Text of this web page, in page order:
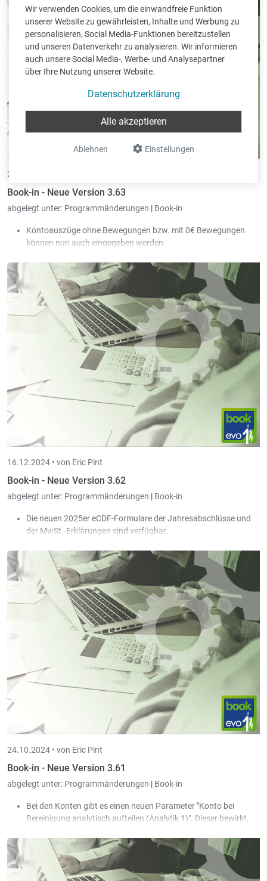
Wir verwenden Cookies, um die einwandfreie Funktion
unserer Website zu gewährleisten, Inhalte und Werbung zu
personalisieren, Social Media-Funktionen bereitzustellen
und unseren Datenverkehr zu analysieren. Wir informieren
auch unsere Social Media-, Werbe- und Analysepartner
über Ihre Nutzung unserer Website.
Datenschutzerklärung
Einstellungen
Ablehnen
Alle akzeptieren
abgeschlossen.
Nachdem für ein Zahlungslos eine Überweisungsdatei erstellt
wurde, ist es ab jetzt gesperrt und kann nicht aus Versehen
bearbeitet werden.
24.03.2025 •
Book-in - Neue Version 3.63
abgelegt unter: Programmänderungen | Book-in
Kontoauszüge ohne Bewegungen bzw. mit 0€ Bewegungen
können nun auch eingegeben werden.
exportieren. Die Zielgruppe dieser Schnittstelle sind Firmen, die
Book-in nutzen um die Buchhaltung für ein deutsches
Unternehmen zu führen. Diese müssen meist mindestens ein
Mal pro Jahr ihre Daten an einen Steuerberater liefern, der mit
Datev (oder kompatibler Software) arbeitet. Die Schnittstelle
enthält Kunden (Kreditoren), Lieferanten (Debitoren),
Buchungen (Einkauf, Verkauf, Finanzen, Umbuchungen) sowie
die PDF Belege der Buchungen.
16.12.2024 • von Eric Pint
Book-in - Neue Version 3.62
abgelegt unter: Programmänderungen | Book-in
Die neuen 2025er eCDF-Formulare der Jahresabschlüsse und
der MwSt.-Erklärungen sind verfügbar.
Zonen hinzugefügt.
Der Kommentar, der in der Kopfzeile der Umbuchung
eingegeben wurde, wird nun ebenfalls gespeichert.
24.10.2024 • von Eric Pint
Book-in - Neue Version 3.61
abgelegt unter: Programmänderungen | Book-in
Bei den Konten gibt es einen neuen Parameter "Konto bei
Bereinigung analytisch aufteilen (Analytik 1)". Dieser bewirkt,
der Analytik der Rechnung aufgeteilt werden.
Beim Buchen wird die Kontenliste anhand des Kunden
(Ausgangsbuchungen), des Lieferanten (Eingangsbuchungen)